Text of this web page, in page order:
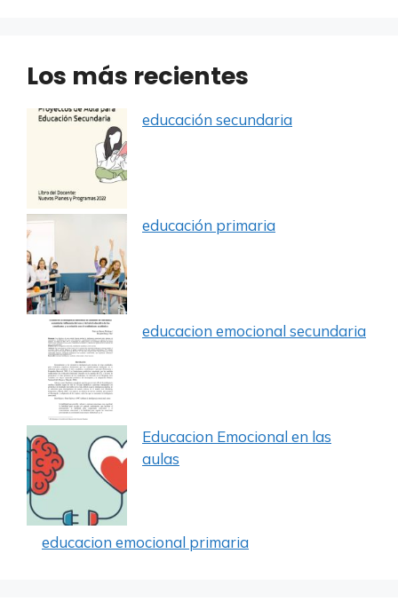
Los más recientes
educación secundaria
educación primaria
educacion emocional secundaria
Educacion Emocional en las
aulas
educacion emocional primaria